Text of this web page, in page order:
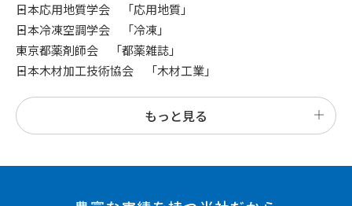
日本応用地質学会 「応用地質」
日本冷凍空調学会 「冷凍」
東京都薬剤師会 「都薬雑誌」
日本木材加工技術協会 「木材工業」
もっと見る